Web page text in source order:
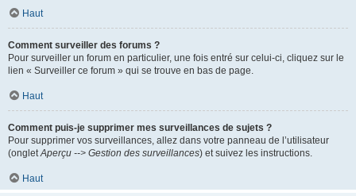
Haut
Comment surveiller des forums ?
Pour surveiller un forum en particulier, une fois entré sur celui-ci, cliquez sur le
lien « Surveiller ce forum » qui se trouve en bas de page.
Haut
Comment puis-je supprimer mes surveillances de sujets ?
Pour supprimer vos surveillances, allez dans votre panneau de l’utilisateur
(ongletAperçu --> Gestion des surveillances) et suivez les instructions.
Haut